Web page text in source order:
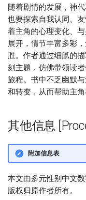
随着剧情的发展，神
也要探索自我认同、
着主角的心理变化、
展开，情节丰富多彩
胜。作者通过细腻的
刻主题，仿佛带领读
旅程。书中不乏幽默
和转变，从而帮助主
其他信息
附加信息表
本文由多元性别中文
版权归原作者所有。